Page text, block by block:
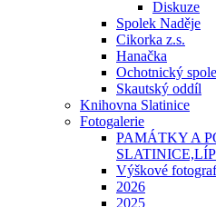
Diskuze
Spolek Naděje
Cikorka z.s.
Hanačka
Ochotnický
Skautský oddíl
Knihovna Slatinice
Fotogalerie
PAMÁTKY A
Výškové
2026
2025